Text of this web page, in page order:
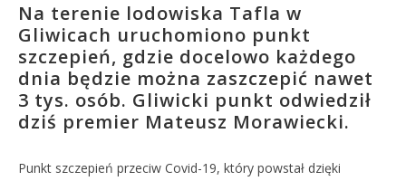
Na terenie lodowiska Tafla w
Gliwicach uruchomiono punkt
szczepień, gdzie docelowo każdego
dnia będzie można zaszczepić nawet
3 tys. osób. Gliwicki punkt odwiedził
dziś premier Mateusz Morawiecki.
Punkt szczepień przeciw Covid-19, który powstał dzięki